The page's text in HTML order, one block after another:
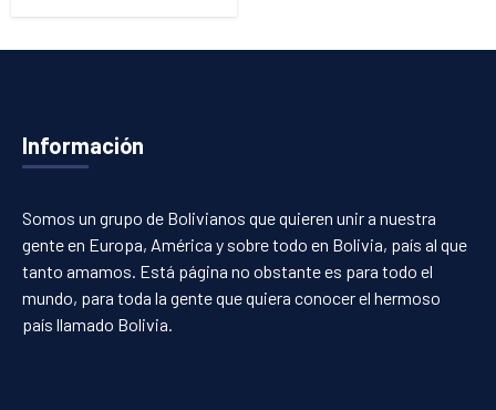
Información
Somos un grupo de Bolivianos que quieren unir a nuestra
gente en Europa, América y sobre todo en Bolivia, país al que
tanto amamos. Está página no obstante es para todo el
mundo, para toda la gente que quiera conocer el hermoso
país llamado Bolivia.